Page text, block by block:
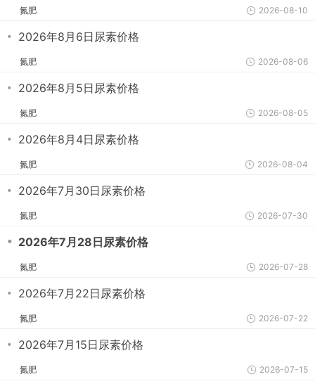
氮肥 2026-08-10
・ 2026年8月6日尿素价格
氮肥 2026-08-06
・ 2026年8月5日尿素价格
氮肥 2026-08-05
・ 2026年8月4日尿素价格
氮肥 2026-08-04
・ 2026年7月30日尿素价格
氮肥 2026-07-30
・ 2026年7月28日尿素价格
氮肥 2026-07-28
・ 2026年7月22日尿素价格
氮肥 2026-07-22
・ 2026年7月15日尿素价格
氮肥 2026-07-15